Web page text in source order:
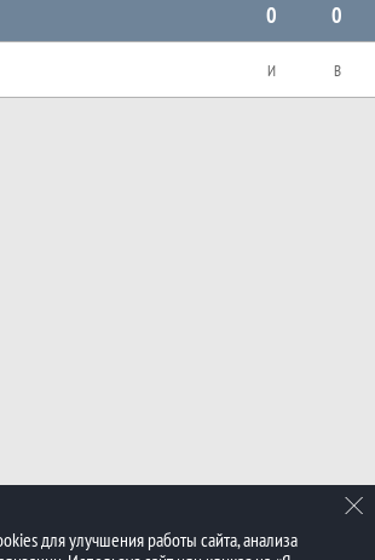
0
0
И В
для улучшения работы сайта, анализа